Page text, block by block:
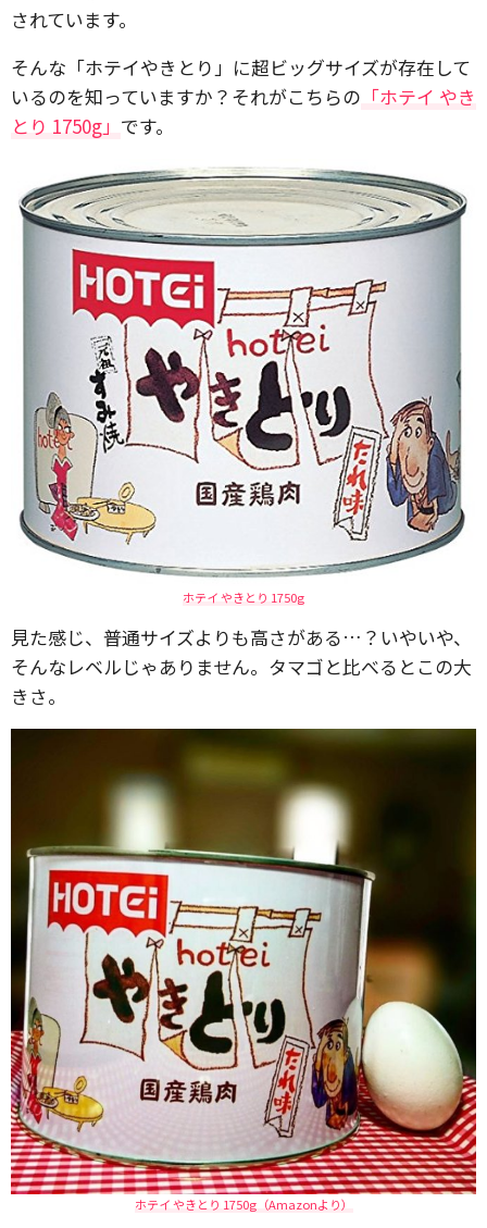
されています。
そんな「ホテイやきとり」に超ビッグサイズが存在して
いるのを知っていますか？それがこちらの 「ホテイ やき
とり 1750g」 です。
ホテイ やきとり 1750g
見た感じ、普通サイズよりも高さがある…？いやいや、
そんなレベルじゃありません。タマゴと比べるとこの大
きさ。
ホテイ やきとり 1750g（Amazonより）